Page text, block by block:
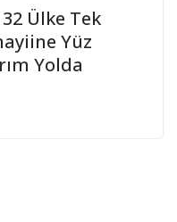
Ülke Tek
Yüz
Yolda